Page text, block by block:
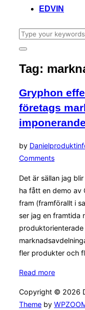
EDVIN
Search
for:
Toggle
&
navigation
Tag:
Gryphon
företags
by Daniel
Comments
Det är sällan jag
ha fått en demo av
fram (framförallt i
ser jag en framtida
fler produkter och
Read more“Gryphon
Copyright © 2026
Theme by